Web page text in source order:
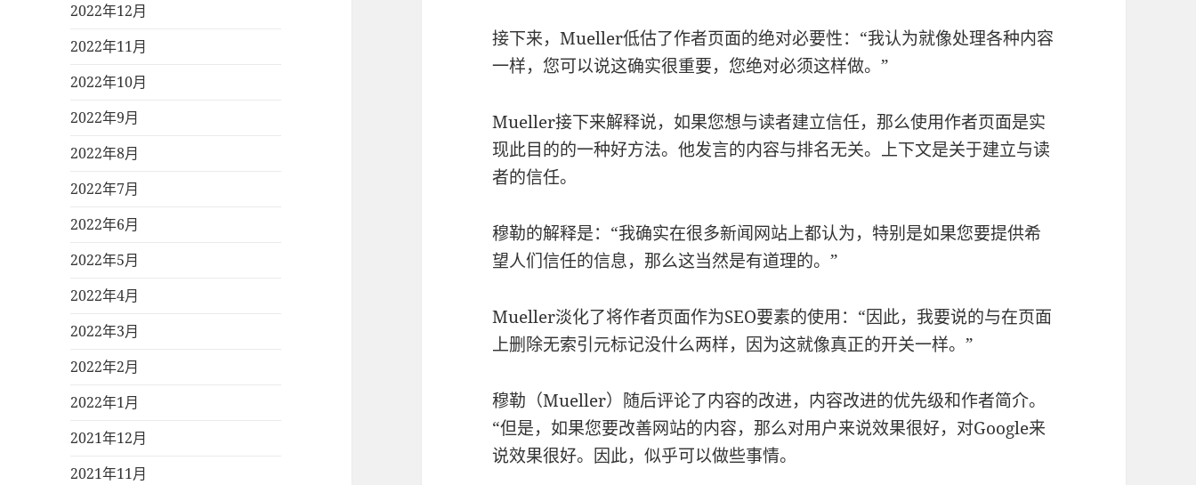
2022年12月
2022年11月
2022年10月
2022年9月
2022年8月
2022年7月
2022年6月
2022年5月
2022年4月
2022年3月
2022年2月
2022年1月
2021年12月
2021年11月
接下来，Mueller低估了作者页面的绝对必要性：“我认为就像处理各种内容
一样，您可以说这确实很重要，您绝对必须这样做。”
Mueller接下来解释说，如果您想与读者建立信任，那么使用作者页面是实
现此目的的一种好方法。他发言的内容与排名无关。上下文是关于建立与读
者的信任。
穆勒的解释是：“我确实在很多新闻网站上都认为，特别是如果您要提供希
望人们信任的信息，那么这当然是有道理的。”
Mueller淡化了将作者页面作为SEO要素的使用：“因此，我要说的与在页面
上删除无索引元标记没什么两样，因为这就像真正的开关一样。”
穆勒（Mueller）随后评论了内容的改进，内容改进的优先级和作者简介。
“但是，如果您要改善网站的内容，那么对用户来说效果很好，对Google来
说效果很好。因此，似乎可以做些事情。